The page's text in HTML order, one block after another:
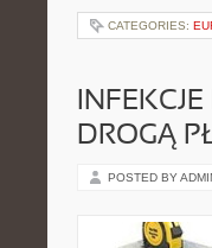
CATEGORIES:
DROGĄ
POSTED BY